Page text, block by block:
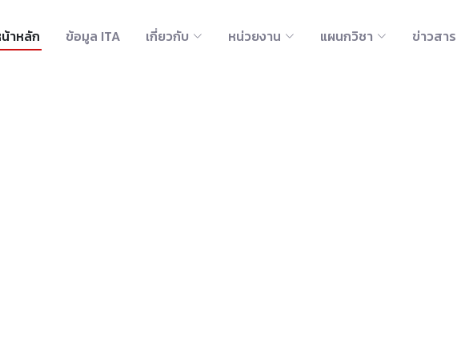
าหลัก ข้อมูล ITA เกี่ยวกับ หน่วยงาน แผนกวิชา ข่าวสาร